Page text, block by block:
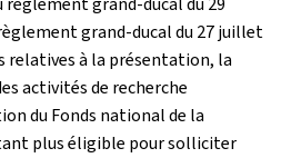
grand-ducal du 27 juillet
relatives à la présentation, la
activités de recherche
du Fonds national de la
plus éligible pour solliciter